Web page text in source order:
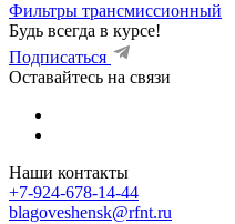
Фильтры трансмиссионный
Будь всегда в курсе!
Подписаться
Оставайтесь на связи
Наши контакты
+7-924-678-14-44‬
blagoveshensk@rfnt.ru